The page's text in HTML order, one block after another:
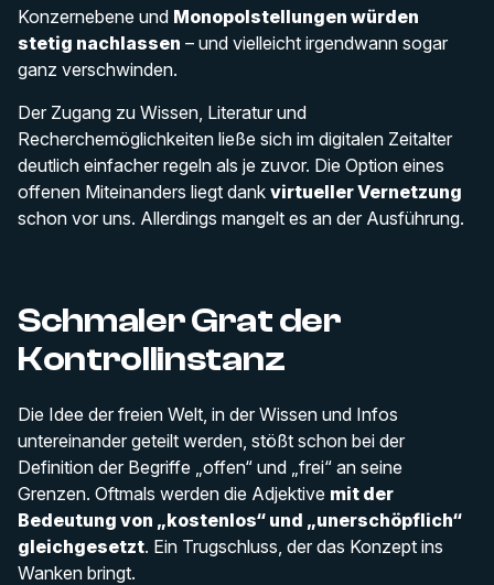
Konzernebene und Monopolstellungen würden
stetig nachlassen – und vielleicht irgendwann sogar
ganz verschwinden.
Der Zugang zu Wissen, Literatur und
Recherchemöglichkeiten ließe sich im digitalen Zeitalter
deutlich einfacher regeln als je zuvor. Die Option eines
offenen Miteinanders liegt dank virtueller Vernetzung
schon vor uns. Allerdings mangelt es an der Ausführung.
Schmaler Grat der
Kontrollinstanz
Die Idee der freien Welt, in der Wissen und Infos
untereinander geteilt werden, stößt schon bei der
Definition der Begriffe „offen“ und „frei“ an seine
Grenzen. Oftmals werden die Adjektive mit der
Bedeutung von „kostenlos“ und „unerschöpflich“
gleichgesetzt. Ein Trugschluss, der das Konzept ins
Wanken bringt.